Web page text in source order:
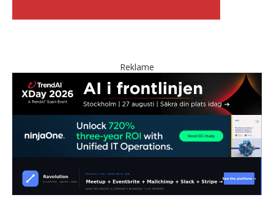
Reklame